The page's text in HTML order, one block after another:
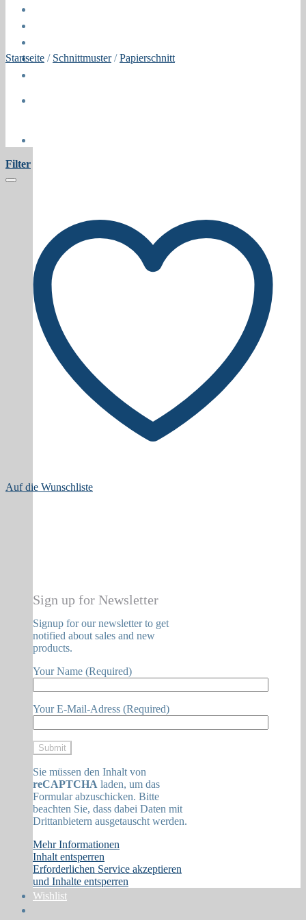
Press
Sign up for Newsletter
Signup for our newsletter to get
notified about sales and new
products.
Your Name (Required)
Your E-Mail-Adress (Required)
Sie müssen den Inhalt von
reCAPTCHA laden, um das
Formular abzuschicken. Bitte
beachten Sie, dass dabei Daten mit
Drittanbietern ausgetauscht werden.
Mehr Informationen
Inhalt entsperren
Erforderlichen Service akzeptieren
und Inhalte entsperren
Wishlist
Startseite / Schnittmuster / Papierschnitt
Filter
Auf die Wunschliste